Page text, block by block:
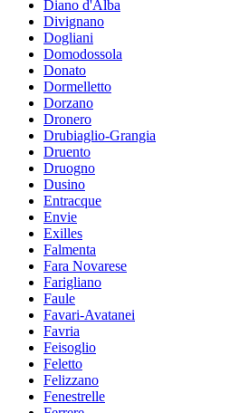
Diano d'Alba
Divignano
Dogliani
Domodossola
Donato
Dormelletto
Dorzano
Dronero
Drubiaglio-Grangia
Druento
Druogno
Dusino
Entracque
Envie
Exilles
Falmenta
Fara Novarese
Farigliano
Faule
Favari-Avatanei
Favria
Feisoglio
Feletto
Felizzano
Fenestrelle